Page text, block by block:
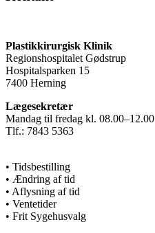
Plastikkirurgisk Klinik
Regionshospitalet Gødstrup
Hospitalsparken 15
7400 Herning
Lægesekretær
Mandag til fredag kl. 08.00–12.00
Tlf.: 7843 5363
• Tidsbestilling
• Ændring af tid
• Aflysning af tid
• Ventetider
• Frit Sygehusvalg